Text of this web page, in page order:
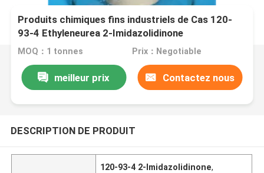
Produits chimiques fins industriels de Cas 120-
93-4 Ethyleneurea 2-Imidazolidinone
MOQ：1 tonnes Prix：Negotiable
meilleur prix Contactez nous
DESCRIPTION DE PRODUIT
120-93-4 2-Imidazolidinone,